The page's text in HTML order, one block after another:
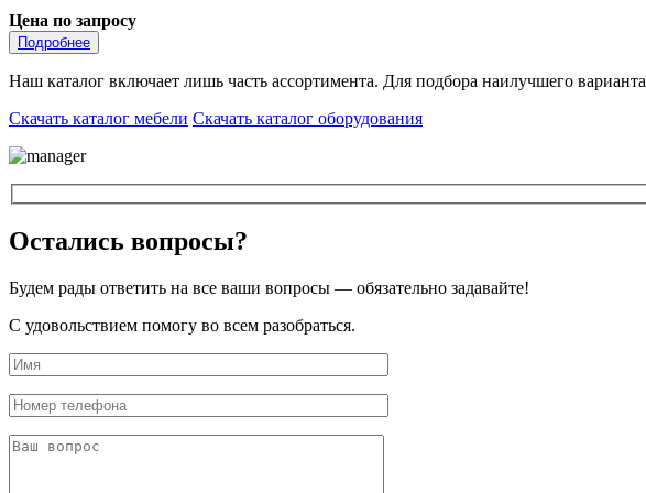
Цена по запросу
Подробнее
Наш каталог включает лишь часть ассортимента. Для подбора наилучшего варианта
Скачать каталог мебели Скачать каталог оборудования
Остались вопросы?
Будем рады ответить на все ваши вопросы — обязательно задавайте!
С удовольствием помогу во всем разобраться.